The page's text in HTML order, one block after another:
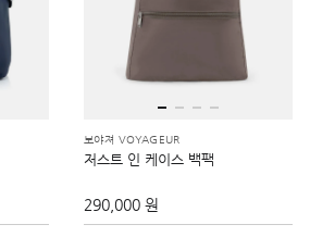
보야져 VOYAGEUR
저스트 인 케이스 백팩
290,000 원